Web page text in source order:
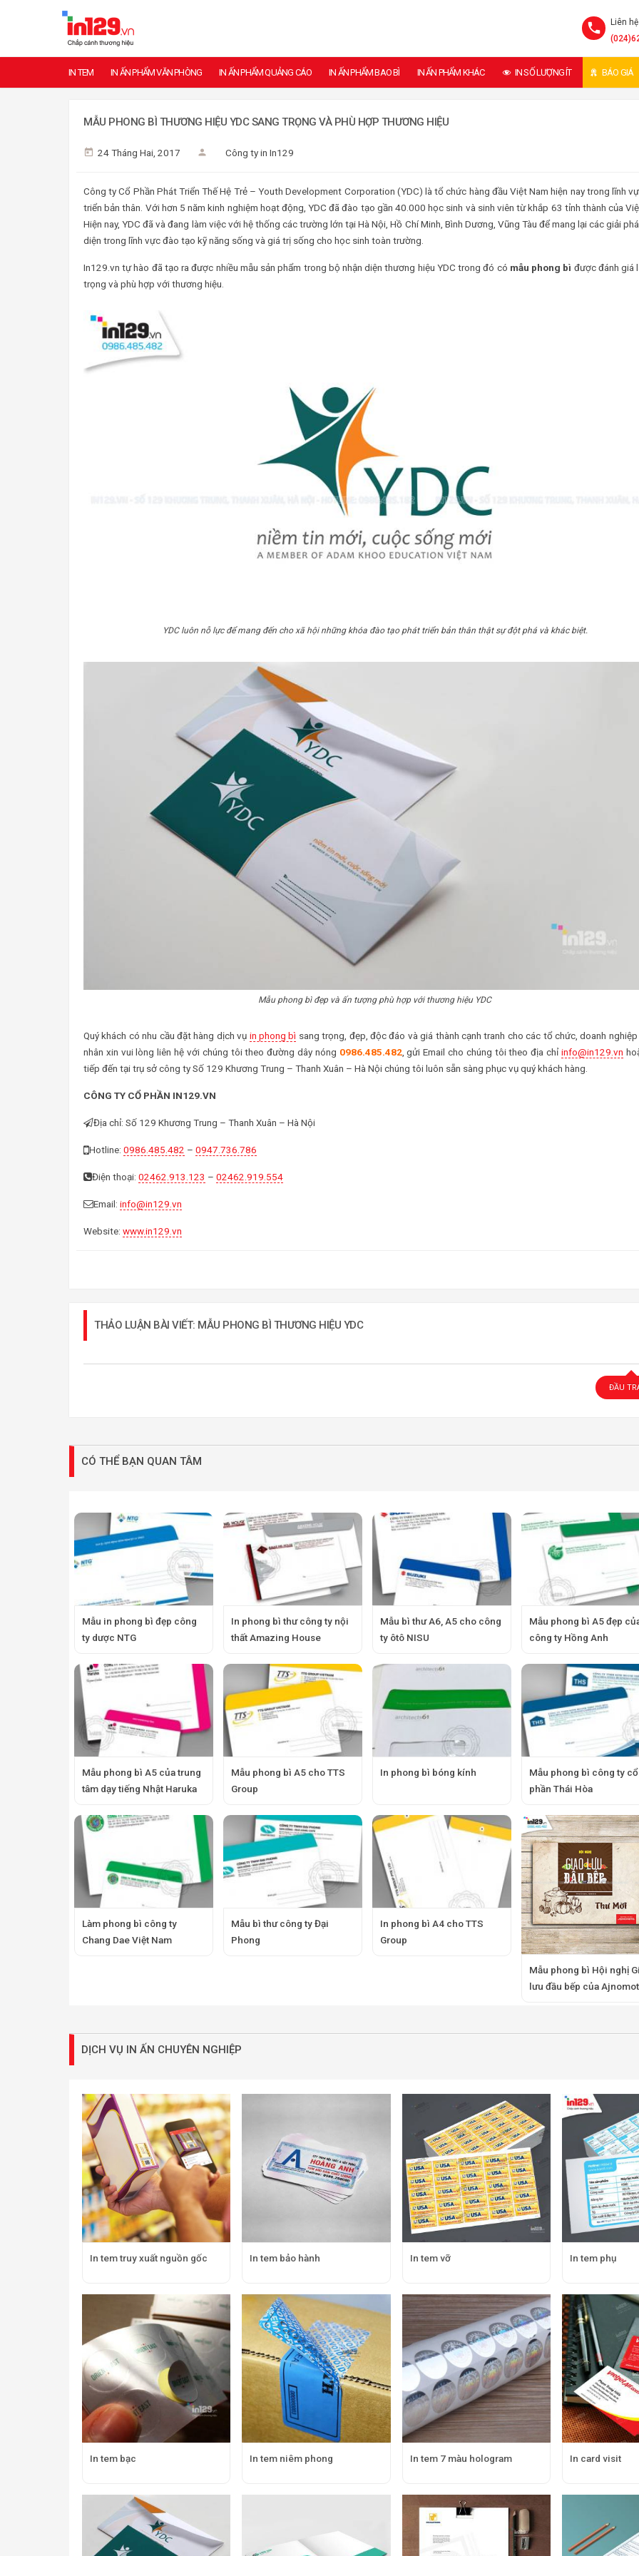
Liên
IN TEM IN ẤN PHẨM VĂN PHÒNG IN ẤN PHẨM QUẢNG CÁO IN ẤN PHẨM BAO BÌ IN ẤN PHẨM KHÁC IN SỐ LƯỢNG ÍT BÁO GIÁ
MẪU PHONG BÌ THƯƠNG HIỆU YDC SANG TRỌNG VÀ PHÙ HỢP THƯƠNG HIỆU
24 Tháng Hai, 2017 Công ty in In129
Công ty Cổ Phần Phát Triển Thế Hệ Trẻ – Youth Development Corporation (YDC) là tổ chức hàng đầu Việt Nam hiện nay trong lĩnh
triển bản thân. Với hơn 5 năm kinh nghiệm hoạt động, YDC đã đào tạo gần 40.000 học sinh và sinh viên từ khắp 63 tỉnh thành của
Hiện nay, YDC đã và đang làm việc với hệ thống các trường lớn tại Hà Nội, Hồ Chí Minh, Bình Dương, Vũng Tàu để mang lại các giải
diện trong lĩnh vực đào tạo kỹ năng sống và giá trị sống cho học sinh toàn trường.
In129.vn tự hào đã tạo ra được nhiều mẫu sản phẩm trong bộ nhận diện thương hiệu YDC trong đó có mẫu phong bì được đánh giá
trọng và phù hợp với thương hiệu.
YDC luôn nỗ lực để mang đến cho xã hội những khóa đào tạo phát triển bản thân thật sự đột phá và khác biệt.
Mẫu phong bì đẹp và ấn tượng phù hợp với thương hiệu YDC
Quý khách có nhu cầu đặt hàng dịch vụ in phong bì sang trọng, đẹp, độc đáo và giá thành cạnh tranh cho các tổ chức, doanh nghiệp
nhân xin vui lòng liên hệ với chúng tôi theo đường dây nóng 0986.485.482, gửi Email cho chúng tôi theo địa chỉ info@in129.vn
tiếp đến tại trụ sở công ty Số 129 Khương Trung – Thanh Xuân – Hà Nội chúng tôi luôn sẵn sàng phục vụ quý khách hàng.
CÔNG TY CỔ PHẦN IN129.VN
Địa chỉ: Số 129 Khương Trung – Thanh Xuân – Hà Nội
Hotline: 0986.485.482 – 0947.736.786
Điện thoại: 02462.913.123 – 02462.919.554
Email: info@in129.vn
Website: www.in129.vn
THẢO LUẬN BÀI VIẾT: MẪU PHONG BÌ THƯƠNG HIỆU YDC
ĐẦU
CÓ THỂ BẠN QUAN TÂM
Mẫu in phong bì đẹp công
ty dược NTG
In phong bì thư công ty nội
thất Amazing House
Mẫu bì thư A6, A5 cho công
ty ôtô NISU
Mẫu phong bì A5 đẹp
công ty Hồng Anh
Mẫu phong bì A5 của trung
tâm dạy tiếng Nhật Haruka
Mẫu phong bì A5 cho TTS
Group
In phong bì bóng kính
Mẫu phong bì công ty cổ
phần Thái Hòa
Làm phong bì công ty
Chang Dae Việt Nam
Mẫu bì thư công ty Đại
Phong
In phong bì A4 cho TTS
Group
Mẫu phong bì Hội nghị
lưu đầu bếp của
DỊCH VỤ IN ẤN CHUYÊN NGHIỆP
In tem truy xuất nguồn gốc In tem bảo hành In tem vỡ In tem phụ
In tem bạc In tem niêm phong In tem 7 màu hologram In card visit